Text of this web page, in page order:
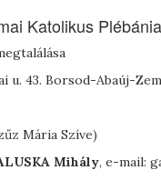
Katolikus Plébánia
u. 43. Borsod-Abaúj-
Mária Szíve)
Mihály, e-mail: